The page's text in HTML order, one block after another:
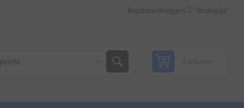
Registreren Inloggen Verlanglijst